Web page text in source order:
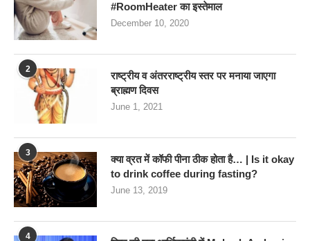
#RoomHeater का इस्तेमाल
December 10, 2020
2
राष्ट्रीय व अंतरराष्ट्रीय स्तर पर मनाया जाएगा
ब्राह्मण दिवस
June 1, 2021
3
क्या व्रत में कॉफी पीना ठीक होता है… | Is it okay
to drink coffee during fasting?
June 13, 2019
4